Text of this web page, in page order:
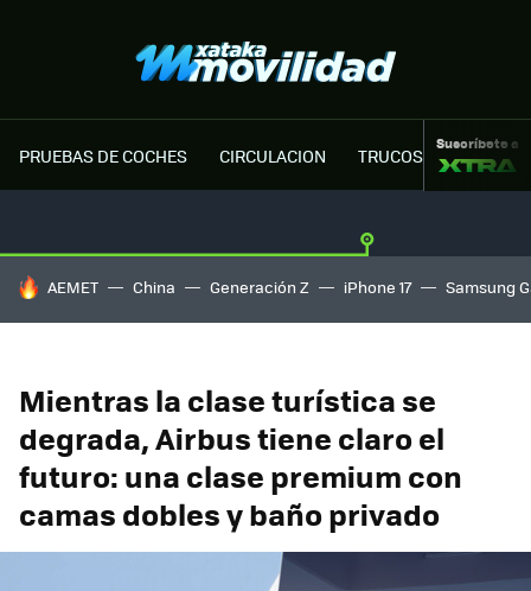
PRUEBAS DE COCHES CIRCULACION TRUCOS MOTOR
Suscríbete a
HOY SE HABLA DE
AEMET China Generación Z iPhone 17 Samsung
Mientras la clase turística se
degrada, Airbus tiene claro el
futuro: una clase premium con
camas dobles y baño privado